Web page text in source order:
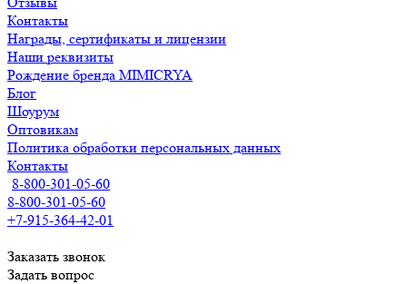
Контакты
Награды, сертификаты и лицензии
Наши реквизиты
Рождение бренда MIMICRYA
Блог
Шоурум
Оптовикам
Политика обработки персональных данных
Контакты
8-800-301-05-60
8-800-301-05-60
+7-915-364-42-01
Заказать звонок
Задать вопрос